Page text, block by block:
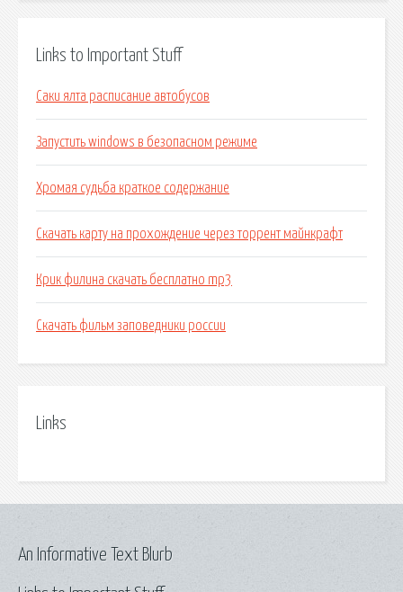
Links to Important Stuff
Саки ялта расписание автобусов
Запустить windows в безопасном режиме
Хромая судьба краткое содержание
Скачать карту на прохождение через торрент майнкрафт
Крик филина скачать бесплатно mp3
Скачать фильм заповедники россии
Links
An Informative Text Blurb